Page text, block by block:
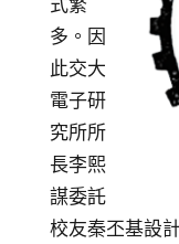
多。因
此交大
電子研
究所所
長李熙
謀委託
校友秦丕基設